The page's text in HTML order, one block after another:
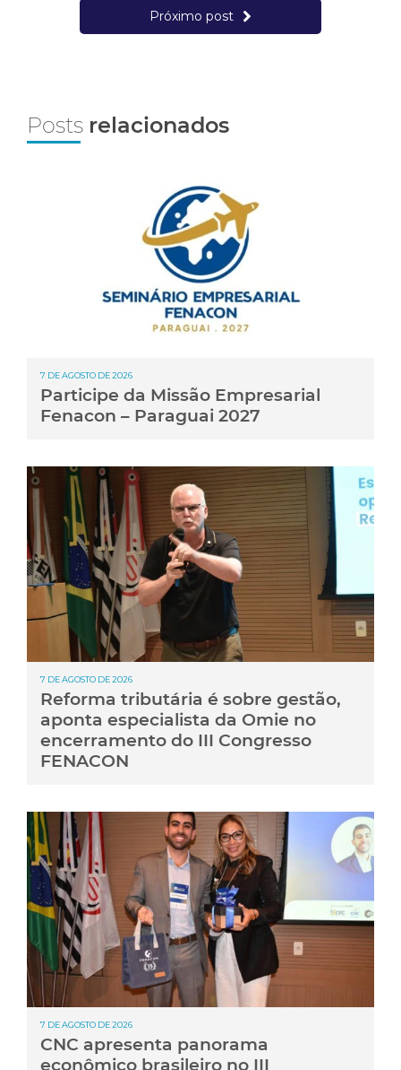
Próximo post
Posts relacionados
7 DE AGOSTO DE 2026
Participe da Missão Empresarial
Fenacon – Paraguai 2027
7 DE AGOSTO DE 2026
Reforma tributária é sobre gestão,
aponta especialista da Omie no
encerramento do III Congresso
FENACON
7 DE AGOSTO DE 2026
CNC apresenta panorama
econômico brasileiro no III